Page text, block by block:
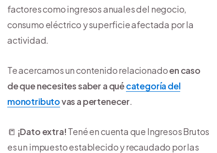
factores como ingresos anuales del negocio,
consumo eléctrico y superficie afectada por la
actividad.
Te acercamos un contenido relacionadoen caso
de que necesites saber a quécategoría del
monotributovas a pertenecer.
📒 ¡Dato extra! Tené en cuenta que Ingresos Brutos
es un impuesto establecido y recaudado por las